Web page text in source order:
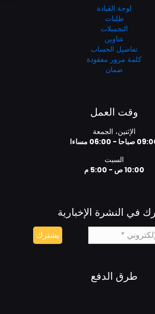
لوحة القيادة
طلبات
التحميلات
عناوين
تفاصيل الحساب
كلمة مرور مفقودة
ضمان
وقت العمل
الإثنين، الجمعة
صباحا - 06:00 مساءا
السبت
10:00 ص - 5:00 م
في النشرة الإخبارية
طرق الدفع